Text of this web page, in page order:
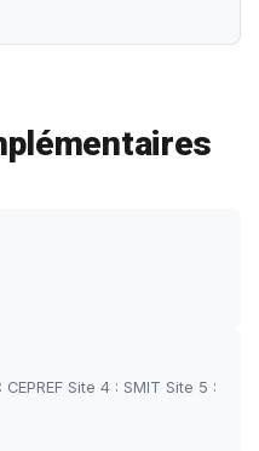
Site 4 : SMIT Site 5 :